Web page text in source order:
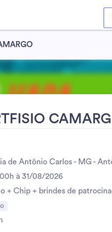
de Antônio Carlos - MG -
à 31/08/2026
+ Chip + brindes de